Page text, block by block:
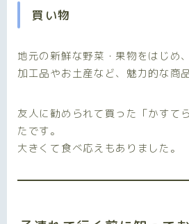
買い物
地元の新鮮な野菜・果物をはじめ、
加工品やお土産など、魅力的な商
友人に勧められて買った「かすて
たです。
大きくて食べ応えもありました。